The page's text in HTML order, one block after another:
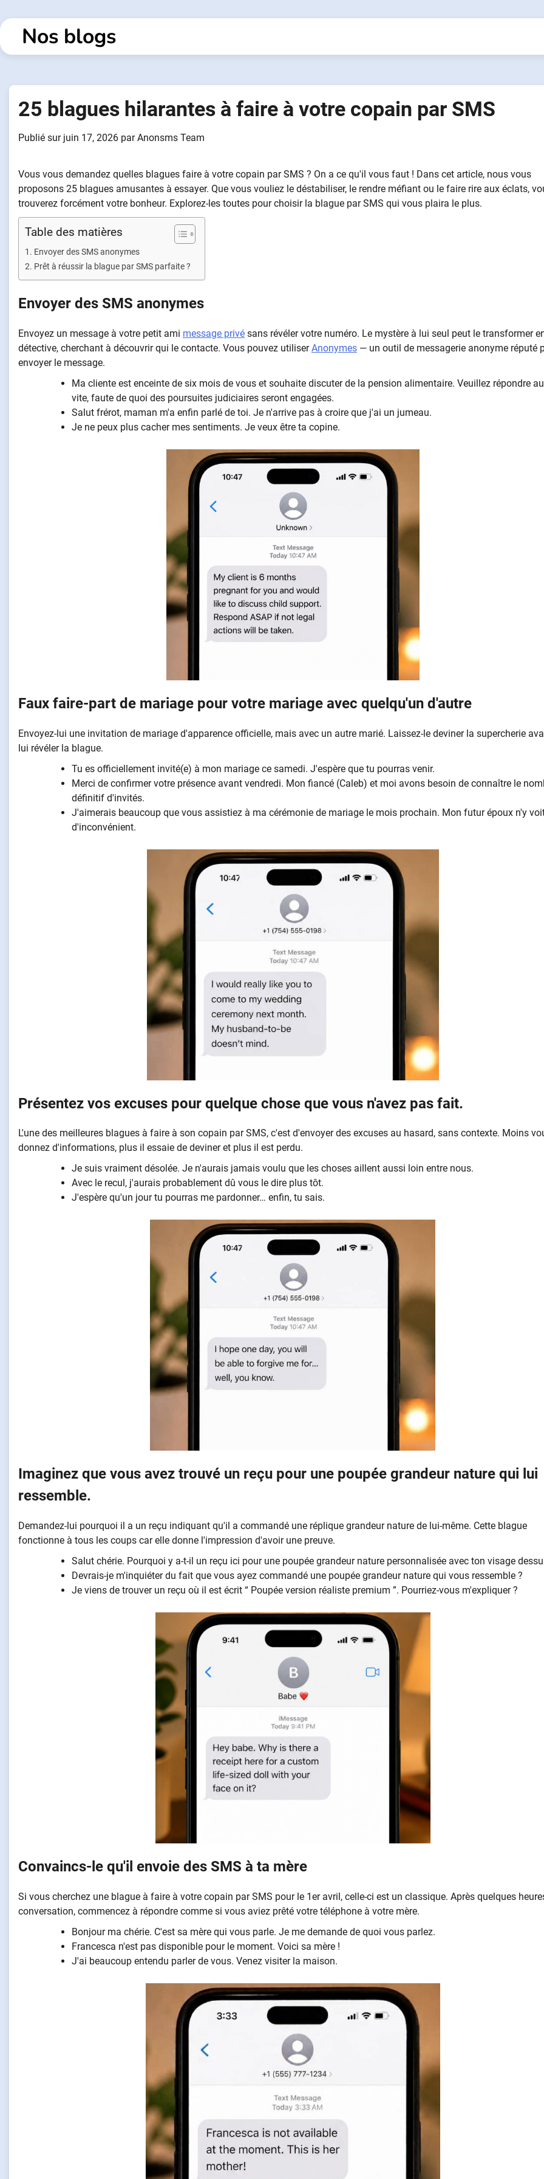
au
contenuNos blogs
25 blagues hilarantes à faire à votre copain par SMS
Publié sur juin 17, 2026 parAnonsms Team
Vous vous demandez quelles blagues faire à votre copain par SMS ? On a ce qu'il vous faut ! Dans cet article, nous vous
proposons 25 blagues amusantes à essayer. Que vous vouliez le déstabiliser, le rendre méfiant ou le faire rire aux éclats,
trouverez forcément votre bonheur. Explorez-les toutes pour choisir la blague par SMS qui vous plaira le plus.
Table des matières
Envoyer des SMS anonymes
Prêt à réussir la blague par SMS parfaite ?
Envoyer des SMS anonymes
Envoyez un message à votre petit ami message privé sans révéler votre numéro. Le mystère à lui seul peut le transformer
détective, cherchant à découvrir qui le contacte. Vous pouvez utiliserAnonymes — un outil de messagerie anonyme réputé
envoyer le message.
Ma cliente est enceinte de six mois de vous et souhaite discuter de la pension alimentaire. Veuillez répondre
vite, faute de quoi des poursuites judiciaires seront engagées.
Salut frérot, maman m'a enfin parlé de toi. Je n'arrive pas à croire que j'ai un jumeau.
Je ne peux plus cacher mes sentiments. Je veux être ta copine.
Faux faire-part de mariage pour votre mariage avec quelqu'un d'autre
Envoyez-lui une invitation de mariage d'apparence officielle, mais avec un autre marié. Laissez-le deviner la supercherie
lui révéler la blague.
Tu es officiellement invité(e) à mon mariage ce samedi. J'espère que tu pourras venir.
Merci de confirmer votre présence avant vendredi. Mon fiancé (Caleb) et moi avons besoin de connaître le
définitif d'invités.
J'aimerais beaucoup que vous assistiez à ma cérémonie de mariage le mois prochain. Mon futur époux n'y
d'inconvénient.
Présentez vos excuses pour quelque chose que vous n'avez pas fait.
L'une des meilleures blagues à faire à son copain par SMS, c'est d'envoyer des excuses au hasard, sans contexte. Moins
donnez d'informations, plus il essaie de deviner et plus il est perdu.
Je suis vraiment désolée. Je n'aurais jamais voulu que les choses aillent aussi loin entre nous.
Avec le recul, j'aurais probablement dû vous le dire plus tôt.
J'espère qu'un jour tu pourras me pardonner… enfin, tu sais.
Imaginez que vous avez trouvé un reçu pour une poupée grandeur nature qui lui
ressemble.
Demandez-lui pourquoi il a un reçu indiquant qu'il a commandé une réplique grandeur nature de lui-même. Cette blague
fonctionne à tous les coups car elle donne l'impression d'avoir une preuve.
Salut chérie. Pourquoi y a-t-il un reçu ici pour une poupée grandeur nature personnalisée avec ton visage
Devrais-je m'inquiéter du fait que vous ayez commandé une poupée grandeur nature qui vous ressemble ?
Je viens de trouver un reçu où il est écrit “ Poupée version réaliste premium ”. Pourriez-vous m'expliquer ?
Convaincs-le qu'il envoie des SMS à ta mère
Si vous cherchez une blague à faire à votre copain par SMS pour le 1er avril, celle-ci est un classique. Après quelques
conversation, commencez à répondre comme si vous aviez prêté votre téléphone à votre mère.
Bonjour ma chérie. C'est sa mère qui vous parle. Je me demande de quoi vous parlez.
Francesca n'est pas disponible pour le moment. Voici sa mère !
J'ai beaucoup entendu parler de vous. Venez visiter la maison.